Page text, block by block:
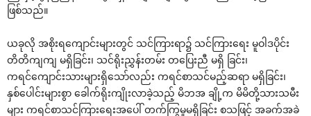
ဖြစ်သည်။
ယခုလို အစိုးရ‌ကျောင်းများတွင် သင်ကြားရာ၌ သင်ကြား‌ရေး မူဝါဒပိုင်း
တိတိကျကျ မရှိခြင်း၊ သင်ရိုးညွှန်းတမ်း တ‌ပြေးညီ မရှိ ခြင်း၊
ကရင်‌ကျောင်းသားများရှိ‌သော်လည်း ကရင်စာသင်မည့်ဆရာ မရှိခြင်း၊
နှစ်‌ပေါင်းများစွာ ‌ခေါက်ရိုးကျိုးလာခဲ့သည့် မိဘအ ချို့က မိမိတို့သားသမီး
များ ကရင်စာသင်ကြား‌ရေးအ‌ပေါ် တက်ကြွမှုမရှိခြင်း စသဖြင့် အခက်အခဲ